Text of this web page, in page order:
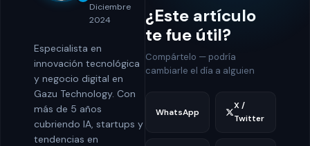
Diciembre
2024
Especialista en
innovación tecnológica
y negocio digital en
Gazu Technology. Con
más de 5 años
cubriendo IA, startups y
tendencias en
¿Este artículo
te fue útil?
Compártelo — podría
cambiarle el día a alguien
WhatsApp
X /
Twitter